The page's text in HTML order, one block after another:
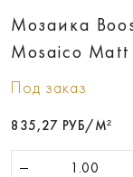
Мозаика
Mosaico Matt
Под заказ
835,27 РУБ/М²